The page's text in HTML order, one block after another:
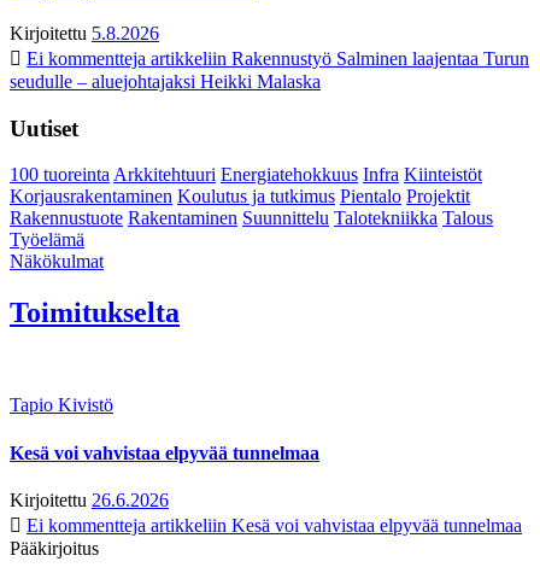
Kirjoitettu 5.8.2026
Ei kommentteja artikkeliin Rakennustyö Salminen laajentaa Turun
seudulle – aluejohtajaksi Heikki Malaska
Uutiset
100 tuoreintaArkkitehtuuri Energiatehokkuus Infra Kiinteistöt
Korjausrakentaminen Koulutus ja tutkimus Pientalo Projektit
Rakennustuote Rakentaminen Suunnittelu Talotekniikka Talous
Työelämä
Näkökulmat
Toimitukselta
Tapio Kivistö
Kesä voi vahvistaa elpyvää tunnelmaa
Kirjoitettu 26.6.2026
Ei kommentteja artikkeliin Kesä voi vahvistaa elpyvää tunnelmaa
Pääkirjoitus